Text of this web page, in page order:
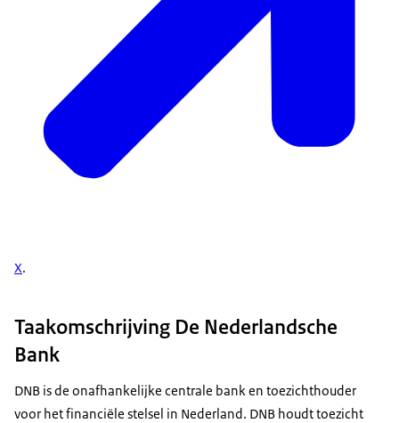
X.
Taakomschrijving De Nederlandsche
Bank
DNB is de onafhankelijke centrale bank en toezichthouder
voor het financiële stelsel in Nederland. DNB houdt toezicht